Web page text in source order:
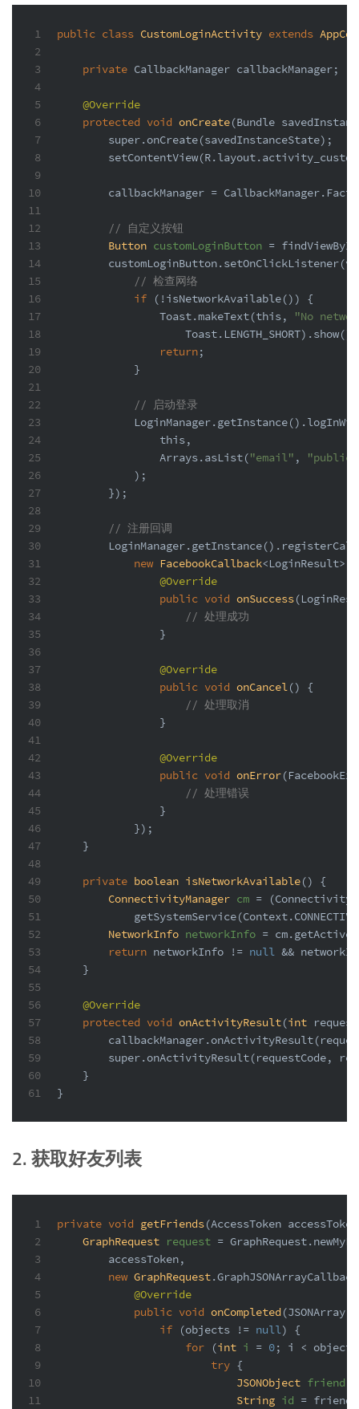
1
2
3
4
5
6
7
8
9
10
11
12
13
14
15
16
17
18
19
20
21
22
23
24
25
26
27
28
29
30
31
32
33
34
35
36
37
38
39
40
41
42
43
44
45
46
47
48
49
50
51
52
53
54
55
56
57
58
59
60
61
public class CustomLoginActivity extends
private CallbackManager callbackManager;
@Override
protected void onCreate(Bundle
super.onCreate(savedInstanceState);
callbackManager =
// 自定义按钮
Button customLoginButton =
customLoginButton.setOnClickListener(v
// 检查网络
if (!isNetworkAvailable()) {
                Toast.makeText(
this,
"No
                    Toast.LENGTH_SHORT).show();
return;
            }
// 启动登录
this,
                Arrays.asList(
"email" ,
            );
        });
// 注册回调
new FacebookCallback
@Override
public void onSuccess
// 处理成功
                }
@Override
public void onCancel()
{
// 处理取消
                }
@Override
public void onError
// 处理错误
                }
            });
    }
private boolean isNetworkAvailable()
{
ConnectivityManager cm =
NetworkInfo networkInfo =
return networkInfo != null &&
    }
@Override
protected void onActivityResult(int
super.onActivityResult(requestCode,
    }
}
2. 获取好友列表
1
2
3
4
5
6
7
8
9
10
11
private void getFriends(AccessToken
GraphRequest request =
        accessToken,
new GraphRequest
@Override
public void onCompleted (JSONArray
if (objects != null) {
for (int i = 0; i <
try {
JSONObject friend
String id =